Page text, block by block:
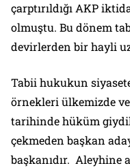
çarptırıldığı AKP
olmuştu. Bu dönem
devirlerden bir hayli
Tabii hukukun
örnekleri ülkemizde
tarihinde hüküm
çekmeden başkan
başkanıdır. Aleyhine